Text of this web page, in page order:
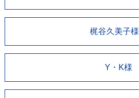
梶谷久美子様
Y・K様